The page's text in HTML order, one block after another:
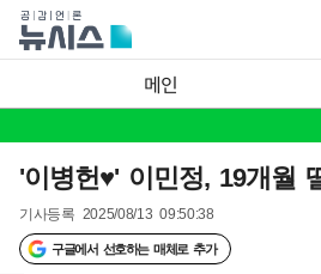
메인
'이병헌♥' 이민정, 19개월
기사등록 2025/08/13 09:50:38
구글에서 선호하는 매체로 추가